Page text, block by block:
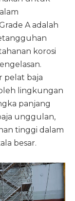
A adalah
korosi
pelat baja
lingkungan
panjang
unggulan,
tinggi dalam
besar.